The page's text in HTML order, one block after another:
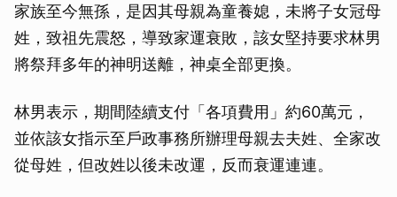
家族至今無孫，是因其母親為童養媳，未將子女冠母
姓，致祖先震怒，導致家運衰敗，該女堅持要求林男
將祭拜多年的神明送離，神桌全部更換。
林男表示，期間陸續支付「各項費用」約60萬元，
並依該女指示至戶政事務所辦理母親去夫姓、全家改
從母姓，但改姓以後未改運，反而衰運連連。